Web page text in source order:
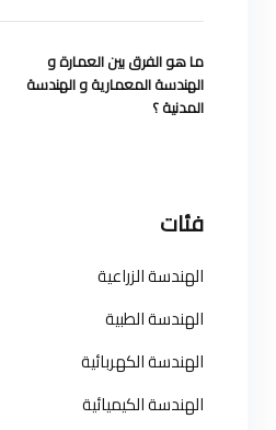
ما هو الفرق بين العمارة و
الهندسة المعمارية و الهندسة
المدنية ؟
فئات
الهندسة الزراعية
الهندسة الطبية
الهندسة الكهربائية
الهندسة الكيميائية